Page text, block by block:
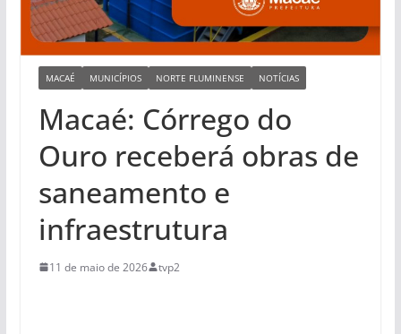
MACAÉ MUNICÍPIOS NORTE FLUMINENSE NOTÍCIAS
Macaé: Córrego do
Ouro receberá obras de
saneamento e
infraestrutura
11 de maio de 2026 tvp2